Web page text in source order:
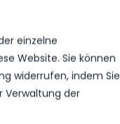
einzelne
Website. Sie können
widerrufen, indem Sie
Verwaltung der